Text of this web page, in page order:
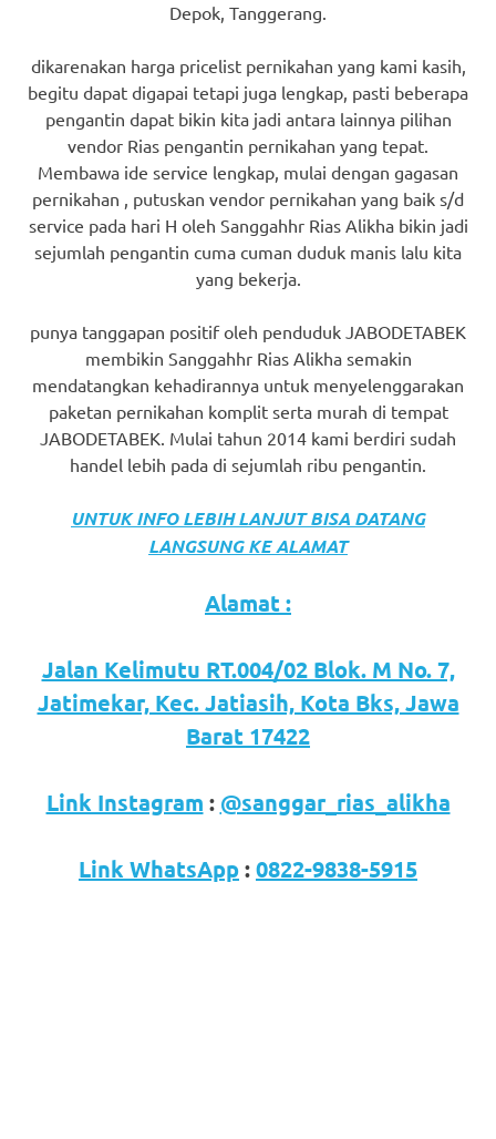
Depok, Tanggerang.
dikarenakan harga pricelist pernikahan yang kami kasih,
begitu dapat digapai tetapi juga lengkap, pasti beberapa
pengantin dapat bikin kita jadi antara lainnya pilihan
vendor Rias pengantin pernikahan yang tepat.
Membawa ide service lengkap, mulai dengan gagasan
pernikahan , putuskan vendor pernikahan yang baik s/d
service pada hari H oleh Sanggahhr Rias Alikha bikin jadi
sejumlah pengantin cuma cuman duduk manis lalu kita
yang bekerja.
punya tanggapan positif oleh penduduk JABODETABEK
membikin Sanggahhr Rias Alikha semakin
mendatangkan kehadirannya untuk menyelenggarakan
paketan pernikahan komplit serta murah di tempat
JABODETABEK. Mulai tahun 2014 kami berdiri sudah
handel lebih pada di sejumlah ribu pengantin.
UNTUK INFO LEBIH LANJUT BISA DATANG
LANGSUNG KE ALAMAT
Alamat :
Jalan Kelimutu RT.004/02 Blok. M No. 7,
Jatimekar, Kec. Jatiasih, Kota Bks, Jawa
Barat 17422
Link Instagram : @sanggar_rias_alikha
Link WhatsApp:0822-9838-5915